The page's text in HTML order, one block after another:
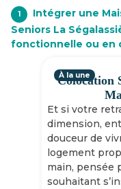
1
Intégrer une
Seniors La
fonctionnelle ou en
Colocation
Et si votre
dimension,
douceur de
logement
main, pensée
souhaitant
À la une